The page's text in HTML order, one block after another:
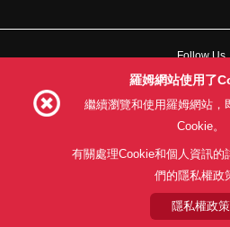
Follow Us
網站使用條款 利用目的 隱
關於本公司產品銷售之標
© 1997 - 2026 ROHM CO., LTD.
羅姆網站使用了
繼續瀏覽和使用羅姆網站，
Cookie。
有關處理Cookie和個人資訊的
們的隱私權政
隱私權政策